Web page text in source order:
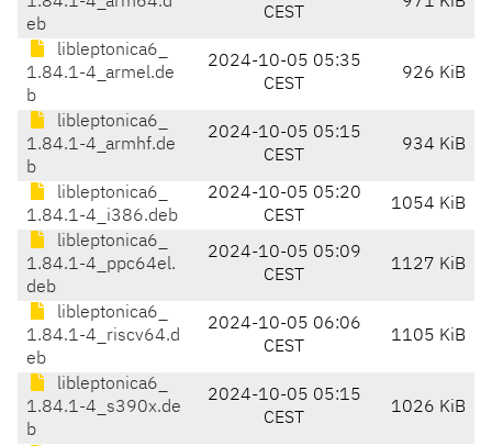
eb
CEST
libleptonica6_
1.84.1-4_armel.de
b
2024-10-05 05:35
CEST
926 KiB
libleptonica6_
1.84.1-4_armhf.de
b
2024-10-05 05:15
CEST
934 KiB
libleptonica6_
1.84.1-4_i386.deb
2024-10-05 05:20
CEST
1054 KiB
libleptonica6_
1.84.1-4_ppc64el.
deb
2024-10-05 05:09
CEST
1127 KiB
libleptonica6_
1.84.1-4_riscv64.d
eb
2024-10-05 06:06
CEST
1105 KiB
libleptonica6_
1.84.1-4_s390x.de
b
2024-10-05 05:15
CEST
1026 KiB